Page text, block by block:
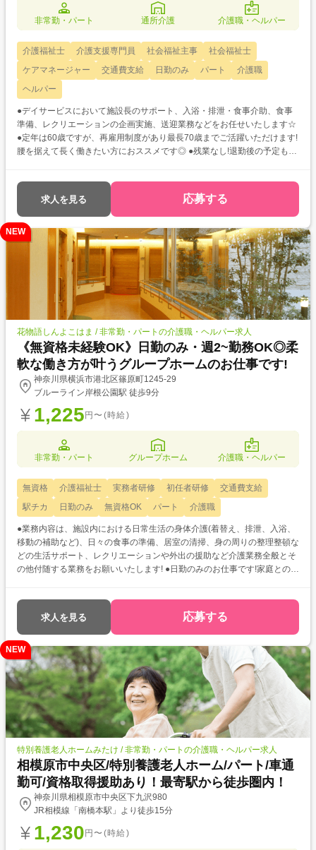
非常勤・パート 通所介護 介護職・ヘルパー
介護福祉士 介護支援専門員 社会福祉主事
社会福祉士
ケアマネージャー
交通費支給 日勤のみ パート
介護職
ヘルパー
●デイサービスにおいて施設長のサポート、入浴・排泄・食事介助、食事
準備、レクリエーションの企画実施、送迎業務などをお任せいたします☆
●定年は60歳ですが、再雇用制度があり最長70歳までご活躍いただけます!
腰を据えて長く働きたい方におススメです◎ ●残業なし!退勤後の予定もた
求人を見る 応募する
NEW
花物語しんよこはま / 非常勤・パートの介護職・ヘルパー求人
《無資格未経験OK》日勤のみ・週2~勤務OK◎柔
軟な働き方が叶うグループホームのお仕事です!
神奈川県横浜市港北区篠原町1245-29
ブルーライン岸根公園駅 徒歩9分
1,225 円〜(時給)
非常勤・パート グループホーム 介護職・ヘルパー
無資格 介護福祉士 実務者研修 初任者研修
交通費支給
駅チカ
日勤のみ 無資格OK パート 介護職
●業務内容は、施設内における日常生活の身体介護(着替え、排泄、入浴、
移動の補助など)、日々の食事の準備、居室の清掃、身の周りの整理整頓な
どの生活サポート、レクリエーションや外出の援助など介護業務全般とそ
の他付随する業務をお願いいたします! ●日勤のみのお仕事です!家庭との両
求人を見る 応募する
NEW
特別養護老人ホームみたけ / 非常勤・パートの介護職・ヘルパー求人
相模原市中央区/特別養護老人ホーム/パート/車通
勤可/資格取得援助あり！最寄駅から徒歩圏内！
神奈川県相模原市中央区下九沢980
JR相模線「南橋本駅」より徒歩15分
1,230 円〜(時給)